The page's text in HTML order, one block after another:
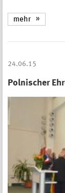
mehr
24.06.15
Polnischer